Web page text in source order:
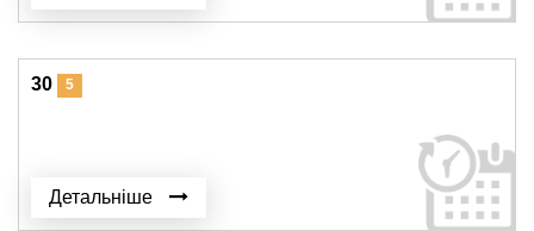
30 5
Детальніше